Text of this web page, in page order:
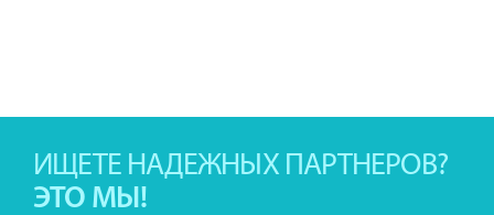
ИЩЕТЕ НАДЕЖНЫХ ПАРТНЕРОВ?
ЭТО МЫ!